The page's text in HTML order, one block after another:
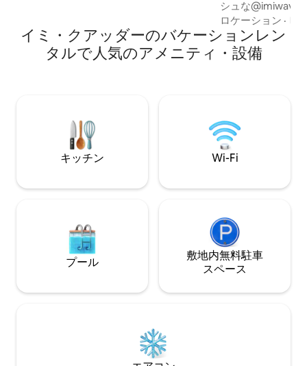
シュな
★ ビーチまで徒
シャン＆アトラ
イバーWi-Fi（
ーク用デスク ★
ンとヒーター
ロケーション ·
イミ・クアッダーのバケーションレン
タルで人気のアメニティ・設備
キッチン Wi-Fi
プール
敷地内無料駐⁠車
ス⁠ペ⁠ー⁠ス